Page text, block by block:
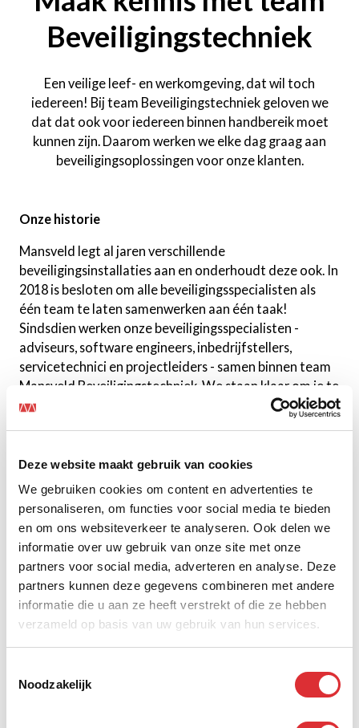
Deze website maakt gebruik van cookies
We gebruiken cookies om content en advertenties te
personaliseren, om functies voor social media te bieden
en om ons websiteverkeer te analyseren. Ook delen we
informatie over uw gebruik van onze site met onze
partners voor social media, adverteren en analyse. Deze
partners kunnen deze gegevens combineren met andere
informatie die u aan ze heeft verstrekt of die ze hebben
verzameld op basis van uw gebruik van hun services.
Noodzakelijk
Beveiligingstechniek
Een veilige leef- en werkomgeving, dat wil toch
iedereen! Bij team Beveiligingstechniek geloven we
dat dat ook voor iedereen binnen handbereik moet
kunnen zijn. Daarom werken we elke dag graag aan
beveiligingsoplossingen voor onze klanten.
Onze historie
Mansveld legt al jaren verschillende
beveiligingsinstallaties aan en onderhoudt deze ook. In
2018 is besloten om alle beveiligingsspecialisten als
één team te laten samenwerken aan één taak!
Sindsdien werken onze beveiligingsspecialisten -
adviseurs, software engineers, inbedrijfstellers,
servicetechnici en projectleiders - samen binnen team
Mansveld Beveiligingstechniek. We staan klaar om je te
helpen bij al je beveiligingsvraagstukken.
Wij zijn team Beveiligingstechniek. Wij adviseren over
en realiseren beveiligingsoplossingen voor onze
relaties die belang hechten aan veiligheid en die
geloven in de kracht van technologie. Zodat de
veiligheid van pandgebruikers en bedrijfsmiddelen én
de continuïteit van bedrijfsprocessen optimaal
geborgd zijn. We zijn op de hoogte van de laatste
technieken, weten uit ervaring wat werkt en wat niet